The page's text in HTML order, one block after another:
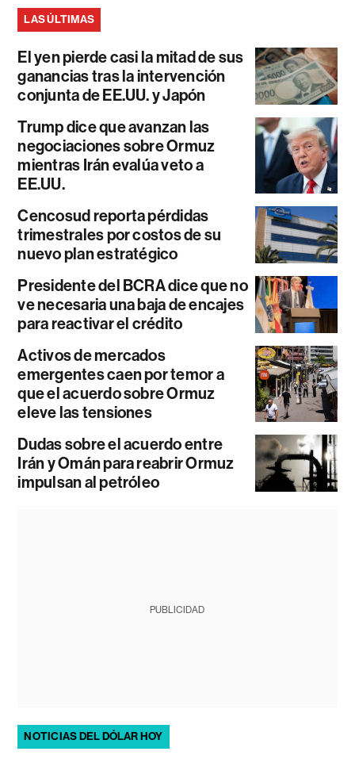
LAS ÚLTIMAS
El yen pierde casi la mitad de sus
ganancias tras la intervención
conjunta de EE.UU. y Japón
Trump dice que avanzan las
negociaciones sobre Ormuz
mientras Irán evalúa veto a
EE.UU.
Cencosud reporta pérdidas
trimestrales por costos de su
nuevo plan estratégico
Presidente del BCRA dice que no
ve necesaria una baja de encajes
para reactivar el crédito
Activos de mercados
emergentes caen por temor a
que el acuerdo sobre Ormuz
eleve las tensiones
Dudas sobre el acuerdo entre
Irán y Omán para reabrir Ormuz
impulsan al petróleo
PUBLICIDAD
NOTICIAS DEL DÓLAR HOY